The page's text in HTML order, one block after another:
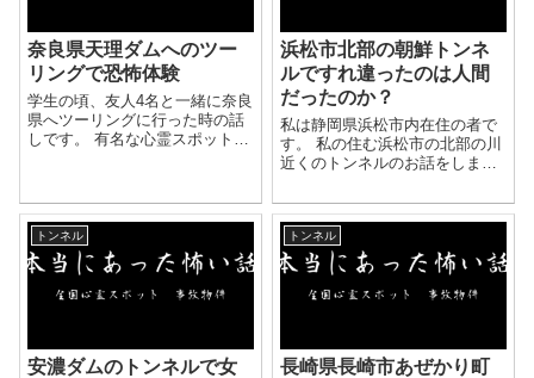
奈良県天理ダムへのツー
リングで恐怖体験
学生の頃、友人4名と一緒に奈良
県へツーリングに行った時の話
しです。 有名な心霊スポットが
でも使われるような普通のトン
ネルでした。 しかし、...
浜松市北部の朝鮮トンネ
ルですれ違ったのは人間
だったのか？
私は静岡県浜松市内在住の者で
す。 私の住む浜松市の北部の川
近くのトンネルのお話をしま
が走り、橋がかけられ、その先
に大きなトンネルがあります。
車や人か往来もかなり多い幹線
道路です。 その...
トンネル
安濃ダムのトンネルで女
トンネル
長崎県長崎市あぜかり町